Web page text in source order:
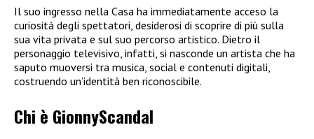
Il suo ingresso nella Casa ha immediatamente acceso la
curiosità degli spettatori, desiderosi di scoprire di più sulla
sua vita privata e sul suo percorso artistico. Dietro il
personaggio televisivo, infatti, si nasconde un artista che ha
saputo muoversi tra musica, social e contenuti digitali,
costruendo un’identità ben riconoscibile.
Chi è GionnyScandal